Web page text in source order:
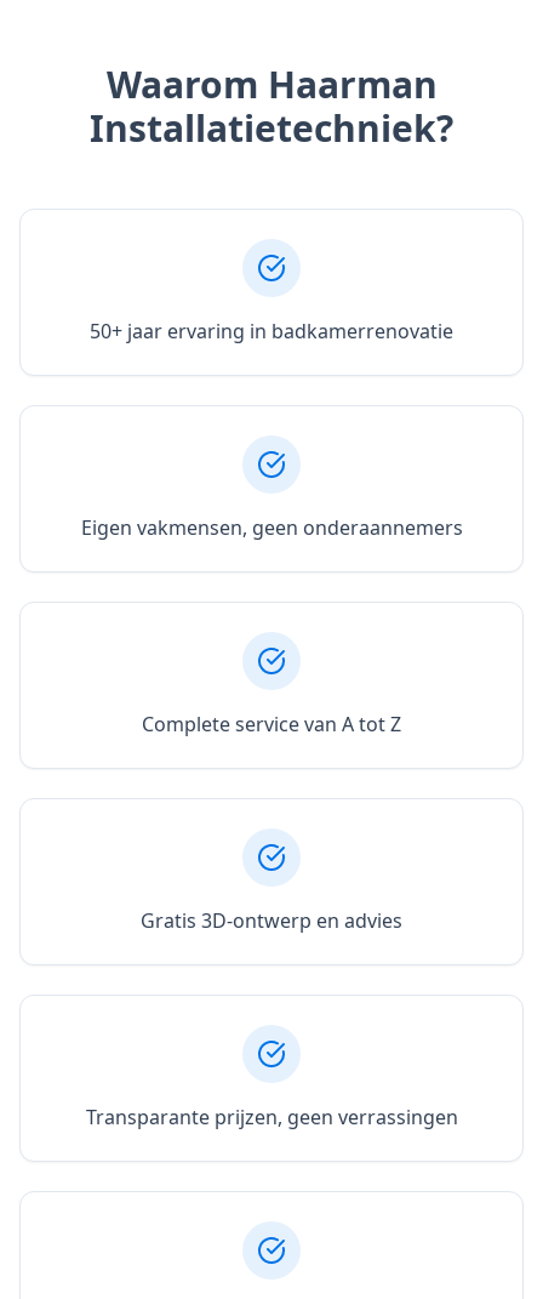
Waarom Haarman
Installatietechniek?
50+ jaar ervaring in badkamerrenovatie
Eigen vakmensen, geen onderaannemers
Complete service van A tot Z
Gratis 3D-ontwerp en advies
Transparante prijzen, geen verrassingen